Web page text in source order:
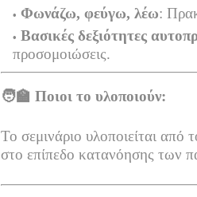
Φωνάζω, φεύγω, λέω:
Βασικές δεξιότητες
προσομοιώσεις.
🧑‍🏫 Ποιοι το υλοποιούν:
Το σεμινάριο υλοποιείται από
στο επίπεδο κατανόησης των